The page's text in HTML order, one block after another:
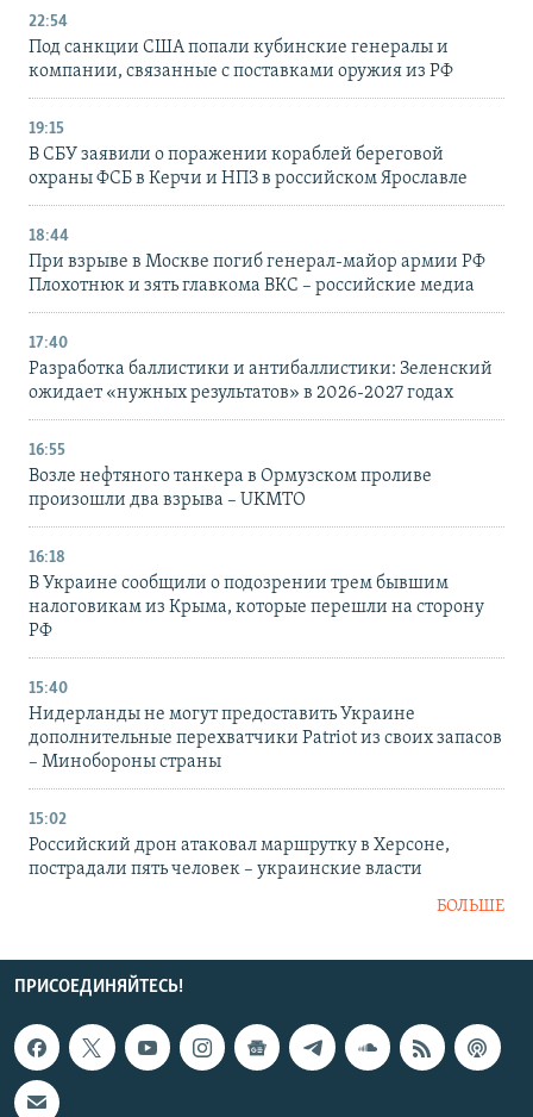
22:54
Под санкции США попали кубинские генералы и
компании, связанные с поставками оружия из РФ
19:15
В СБУ заявили о поражении кораблей береговой
охраны ФСБ в Керчи и НПЗ в российском Ярославле
18:44
При взрыве в Москве погиб генерал-майор армии РФ
Плохотнюк и зять главкома ВКС – российские медиа
17:40
Разработка баллистики и антибаллистики: Зеленский
ожидает «нужных результатов» в 2026-2027 годах
16:55
Возле нефтяного танкера в Ормузском проливе
произошли два взрыва – UKMTO
16:18
В Украине сообщили о подозрении трем бывшим
налоговикам из Крыма, которые перешли на сторону
РФ
15:40
Нидерланды не могут предоставить Украине
дополнительные перехватчики Patriot из своих запасов
– Минобороны страны
15:02
Российский дрон атаковал маршрутку в Херсоне,
пострадали пять человек – украинские власти
БОЛЬШЕ
ПРИСОЕДИНЯЙТЕСЬ!